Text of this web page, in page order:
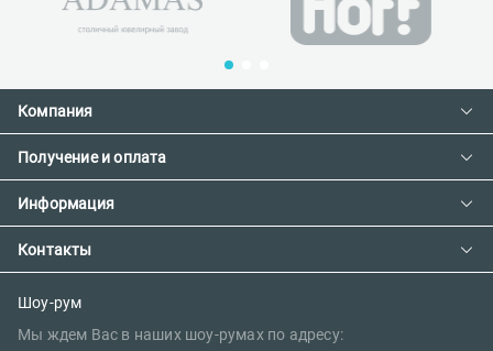
Компания
Контакты
О компании
Сотрудничество
Получение и оплата
Доставка и оплата
Предзаказ товара с фабрики
Информация
Как сделать заказ
Политика конфиденциальности
Контакты
E-mail:
sales@parketov-store.ru
Шоу-рум
Мы ждем Вас в наших шоу-румах по адресу: